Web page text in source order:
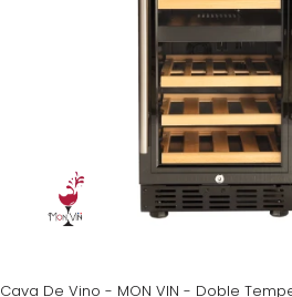
Cava De Vino - MON VIN - Doble